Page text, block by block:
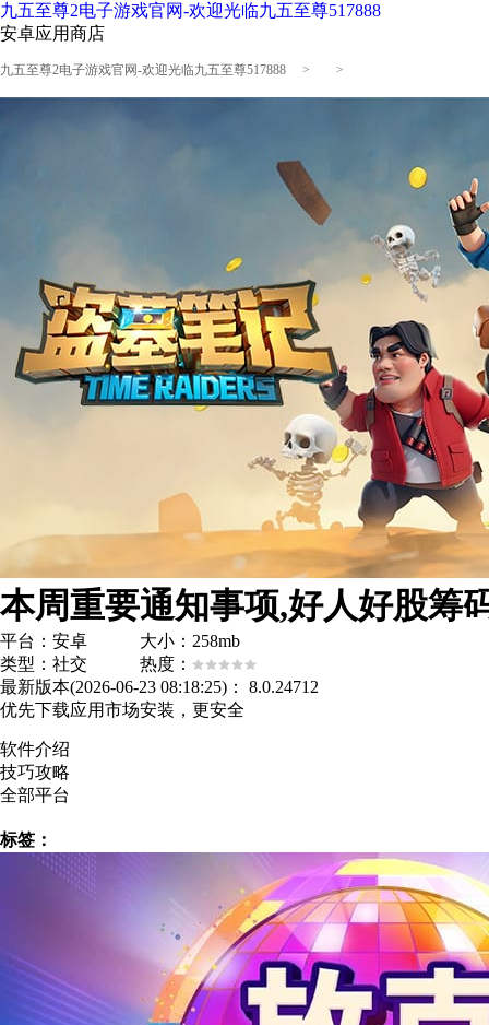
九五至尊2电子游戏官网-欢迎光临九五至尊517888
安卓应用商店
九五至尊2电子游戏官网-欢迎光临九五至尊517888 > >
平台：安卓 大小：258mb
类型：社交 热度：
最新版本(2026-06-23 08:18:25)：
8.0.24712
优先下载应用市场安装，更安全
软件介绍
技巧攻略
全部平台
标签：